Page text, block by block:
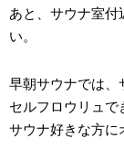
あと、サウナ室付
い。
早朝サウナでは、
セルフロウリュで
サウナ好きな方に